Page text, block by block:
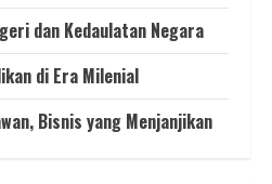
dan Kedaulatan Negara
di Era Milenial
Bisnis yang Menjanjikan